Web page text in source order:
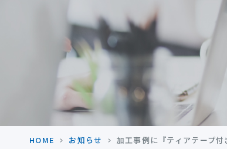
HOME お知らせ 加工事例に『ティアテープ